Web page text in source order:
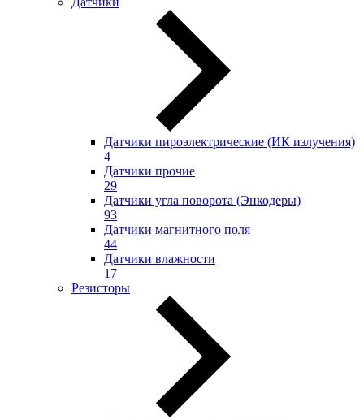
Датчики пироэлектрические (ИК излучения)
4
Датчики прочие
29
Датчики угла поворота (Энкодеры)
93
Датчики магнитного поля
44
Датчики влажности
17
Резисторы